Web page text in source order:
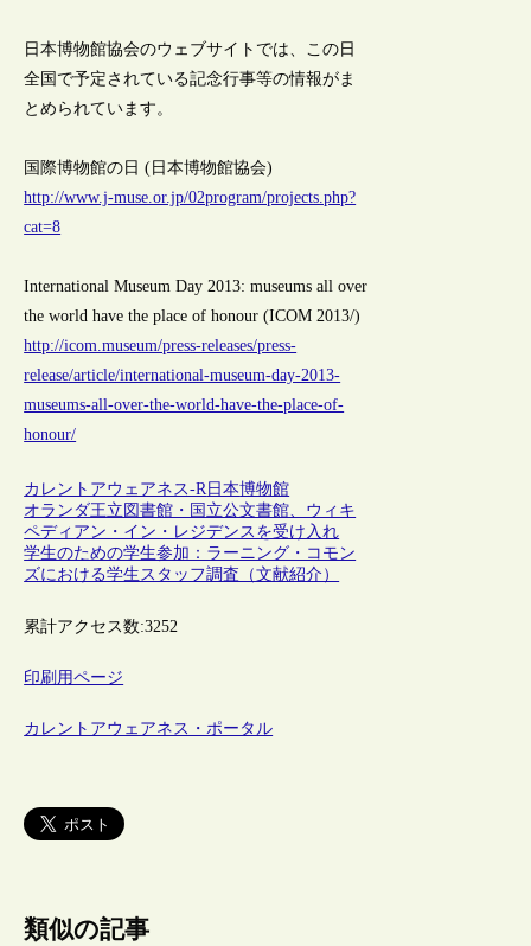
日本博物館協会のウェブサイトでは、この日
全国で予定されている記念行事等の情報がま
とめられています。
国際博物館の日 (日本博物館協会)
http://www.j-muse.or.jp/02program/projects.php?
cat=8
International Museum Day 2013: museums all over
the world have the place of honour (ICOM 2013/)
http://icom.museum/press-releases/press-
release/article/international-museum-day-2013-
museums-all-over-the-world-have-the-place-of-
honour/
カレントアウェアネス-R日本博物館
オランダ王立図書館・国立公文書館、ウィキ
ペディアン・イン・レジデンスを受け入れ
学生のための学生参加：ラーニング・コモン
ズにおける学生スタッフ調査（文献紹介）
累計アクセス数:3252
印刷用ページ
カレントアウェアネス・ポータル
類似の記事